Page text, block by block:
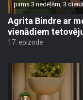
pirms 3 nedēļām, 3
Agrita Bindre ar
vienādiem
17. epizode